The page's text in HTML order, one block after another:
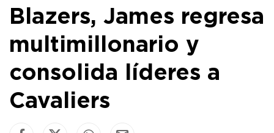
Blazers, James regresa
multimillonario y
consolida líderes a
Cavaliers